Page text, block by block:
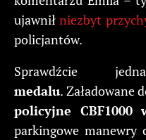
ujawniłniezbyt
policjantów.
Sprawdźcie
medalu. Załadowane
policyjne CBF1000
parkingowe manewry